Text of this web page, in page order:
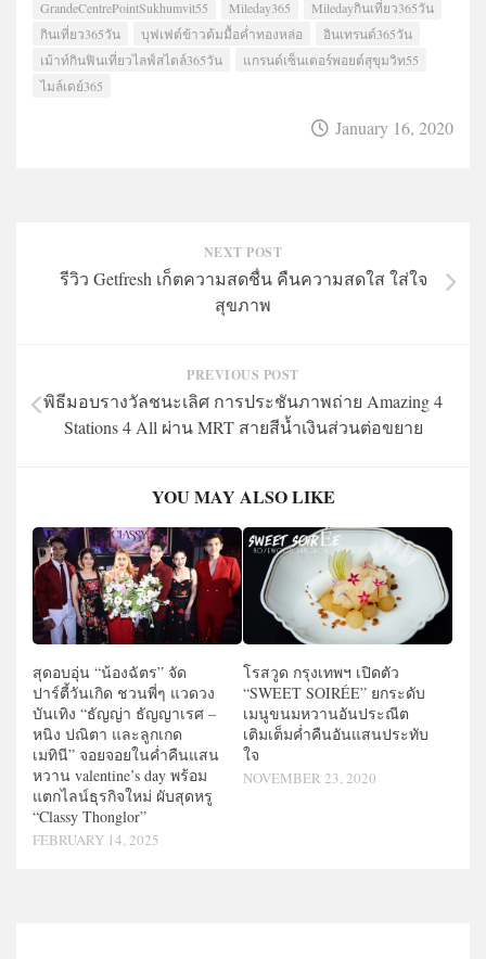
GrandeCentrePointSukhumvit55
Mileday365
Miledayกินเที่ยว365วัน
กินเที่ยว365วัน
บุฟเฟต์ข้าวต้มมื้อค่ำทองหล่อ
อินเทรนด์365วัน
เม้าท์กินฟินเที่ยวไลฟ์สไตล์365วัน
แกรนด์เซ็นเตอร์พอยต์สุขุมวิท55
ไมล์เดย์365
January 16, 2020
NEXT POST
รีวิว Getfresh เก็ตความสดชื่น คืนความสดใส ใส่ใจ
สุขภาพ
PREVIOUS POST
พิธีมอบรางวัลชนะเลิศ การประชันภาพถ่าย Amazing 4
Stations 4 All ผ่าน MRT สายสีน้ำเงินส่วนต่อขยาย
YOU MAY ALSO LIKE
สุดอบอุ่น “น้องฉัตร” จัด
ปาร์ตี้วันเกิด ชวนพี่ๆ แวดวง
บันเทิง “ธัญญ่า ธัญญาเรศ –
หนิง ปณิตา และลูกเกด
เมทินี” จอยจอยในค่ำคืนแสน
หวาน valentine’s day พร้อม
แตกไลน์ธุรกิจใหม่ ผับสุดหรู
“Classy Thonglor”
FEBRUARY 14, 2025
โรสวูด กรุงเทพฯ เปิดตัว
“SWEET SOIRÉE” ยกระดับ
เมนูขนมหวานอันประณีต
เติมเต็มค่ำคืนอันแสนประทับ
ใจ
NOVEMBER 23, 2020